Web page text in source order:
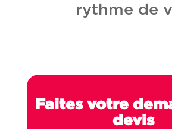
rythme de
Faites votre
devis